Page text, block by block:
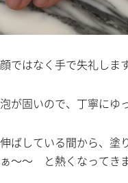
顔ではなく手で失礼します
泡が固いので、丁寧にゆ
伸ばしている間から、
ぁ～～ と熱くなってきま